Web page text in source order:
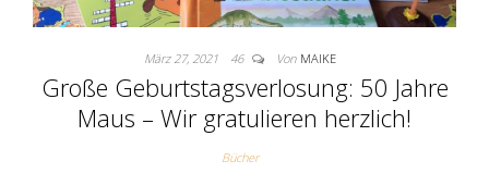
März 27, 2021 46 Von MAIKE
Große Geburtstagsverlosung: 50 Jahre
Maus – Wir gratulieren herzlich!
Bücher